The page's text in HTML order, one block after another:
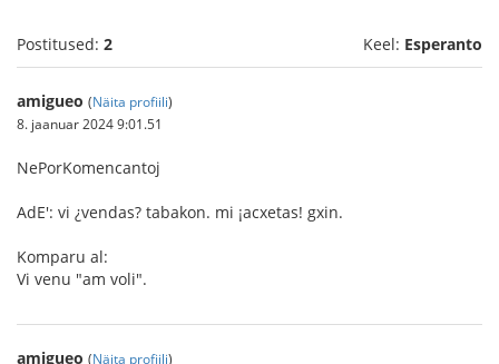
Postitused: 2 Keel: Esperanto
amigueo (Näita profiili)
8. jaanuar 2024 9:01.51
NePorKomencantoj
AdE': vi ¿vendas? tabakon. mi ¡acxetas! gxin.
Komparu al:
Vi venu "am voli".
amigueo (Näita profiili)